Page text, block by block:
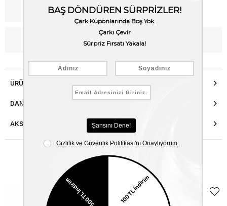
Kargo Bedava
WhatsApp’tan Bilgi Al
ÜRÜN ÖZELLIKLERI
DANIŞMA HATTI
AKSESUAR ONARIMI
Benzer Ürünler
EKLE5
KODUYLA
%5